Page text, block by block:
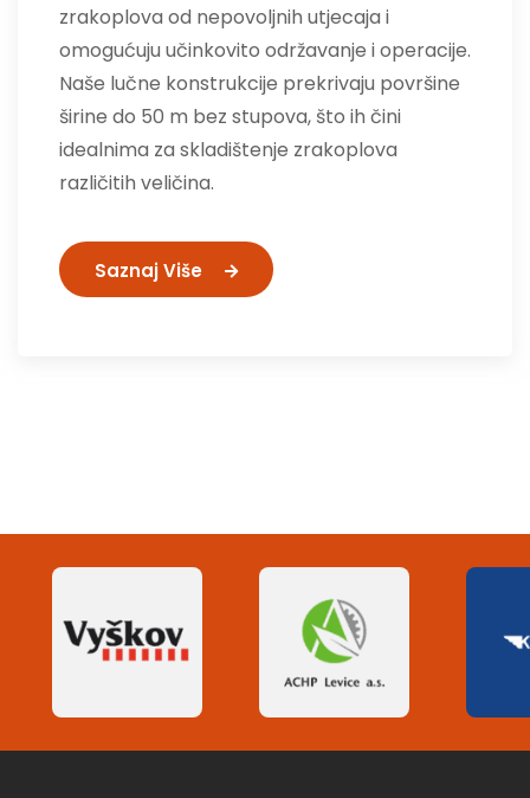
zrakoplova od nepovoljnih utjecaja i
omogućuju učinkovito održavanje i operacije.
Naše lučne konstrukcije prekrivaju površine
širine do 50 m bez stupova, što ih čini
idealnima za skladištenje zrakoplova
različitih veličina.
Saznaj Više